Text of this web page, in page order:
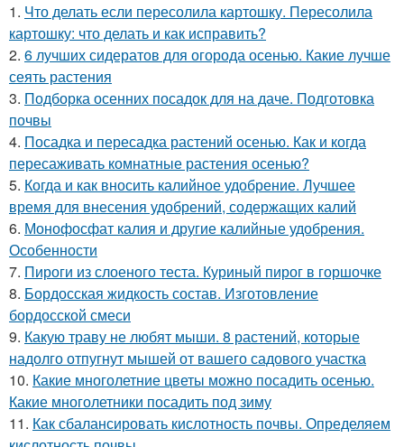
1. Что делать если пересолила картошку. Пересолила
картошку: что делать и как исправить?
2. 6 лучших сидератов для огорода осенью. Какие лучше
сеять растения
3. Подборка осенних посадок для на даче. Подготовка
почвы
4. Посадка и пересадка растений осенью. Как и когда
пересаживать комнатные растения осенью?
5. Когда и как вносить калийное удобрение. Лучшее
время для внесения удобрений, содержащих калий
6. Монофосфат калия и другие калийные удобрения.
Особенности
7. Пироги из слоеного теста. Куриный пирог в горшочке
8. Бордосская жидкость состав. Изготовление
бордосской смеси
9. Какую траву не любят мыши. 8 растений, которые
надолго отпугнут мышей от вашего садового участка
10. Какие многолетние цветы можно посадить осенью.
Какие многолетники посадить под зиму
11. Как сбалансировать кислотность почвы. Определяем